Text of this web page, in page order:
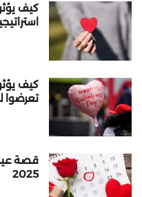
كيف
كيف
تعرضوا
قصة عيد
2025